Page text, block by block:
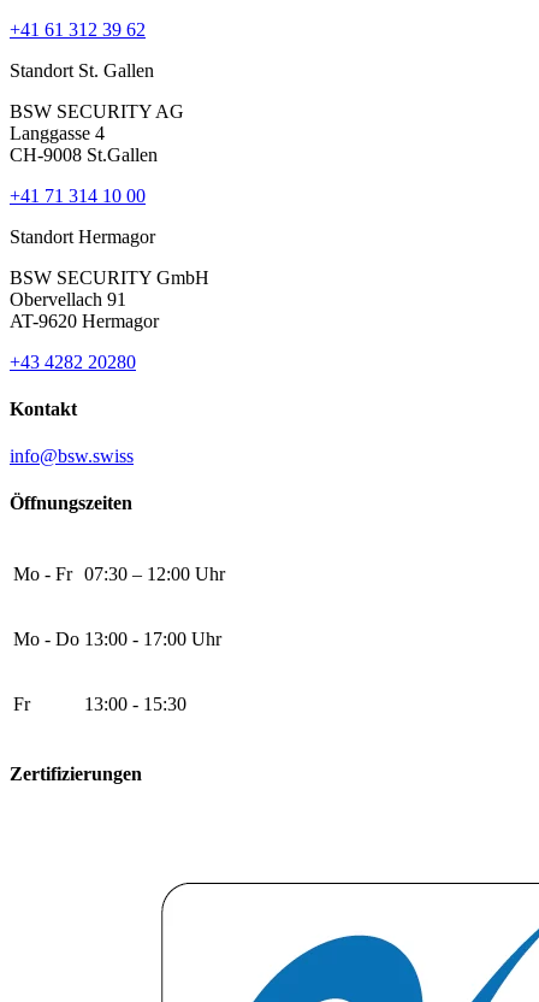
+41 61 312 39 62
Standort St. Gallen
BSW SECURITY AG
Langgasse 4
CH-9008 St.Gallen
+41 71 314 10 00
Standort Hermagor
BSW SECURITY GmbH
Obervellach 91
AT-9620 Hermagor
+43 4282 20280
Kontakt
info@bsw.swiss
Öffnungszeiten
Mo - Fr 07:30 – 12:00 Uhr
Mo - Do 13:00 - 17:00 Uhr
Fr 13:00 - 15:30
Zertifizierungen